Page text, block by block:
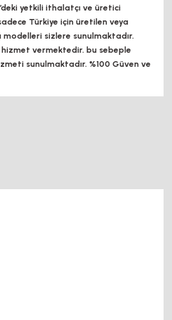
yetkili ithalatçı ve üretici
Türkiye için üretilen veya
sizlere sunulmaktadır.
vermektedir. bu sebeple
sunulmaktadır. %100 Güven ve